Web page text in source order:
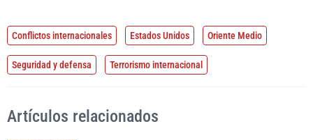
Conflictos internacionales Estados Unidos Oriente Medio
Seguridad y defensa Terrorismo internacional
Artículos relacionados